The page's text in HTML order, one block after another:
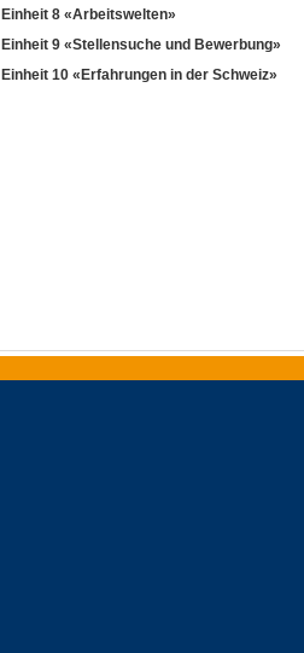
Einheit 8 «Arbeitswelten»
Einheit 9 «Stellensuche und Bewerbung»
Einheit 10 «Erfahrungen in der Schweiz»